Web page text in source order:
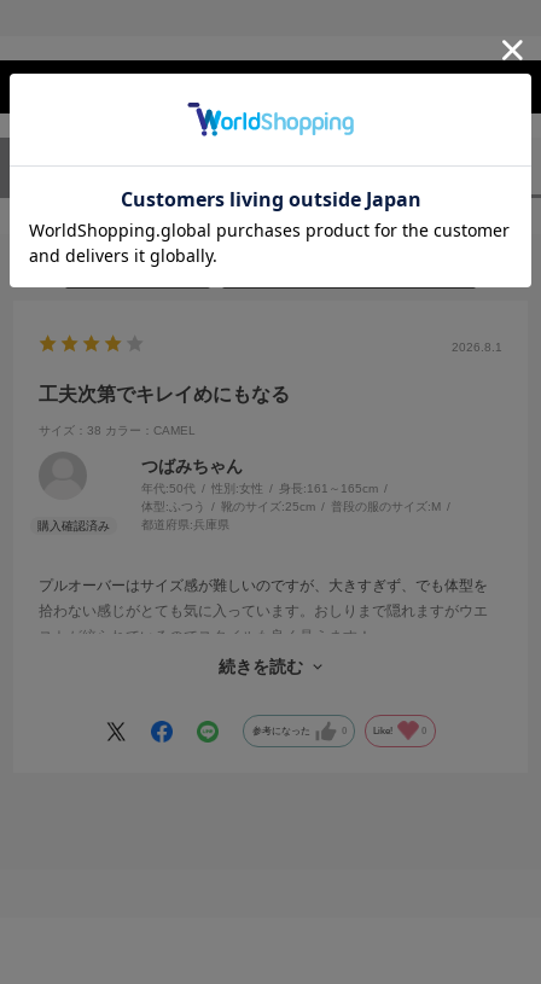
ユーザーレビュー（1） スタッフレビュー（0）
絞り込み
2026.8.1
工夫次第でキレイめにもなる
サイズ：38 カラー：CAMEL
つばみちゃん
年代:50代 性別:女性 身長:161～165cm
体型: ふつう 靴のサイズ:25cm 普段の服のサイズ:M
都道府県: 兵庫県
プルオーバーはサイズ感が難しいのですが、大きすぎず、でも体型を
拾わない感じがとても気に入っています。おしりまで隠れますがウエ
ストが絞られているのでスタイルも良く見えます！
たた脇が少し深いので、下着は気を使いますが、そこまで気にはなら
続きを読む
参考になった 0 Like! 0